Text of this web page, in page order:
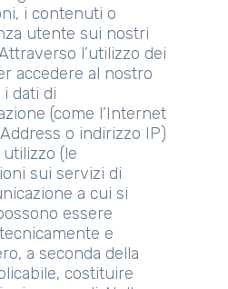
i contenuti o
utente sui nostri
l’utilizzo dei
accedere al nostro
dati di
(come l’Internet
o indirizzo IP)
(le
sui servizi di
a cui si
essere
e
a seconda della
costituire